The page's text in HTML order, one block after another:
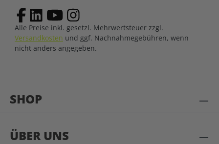
SHOP
ÜBER UNS
Alle Preise inkl. gesetzl. Mehrwertsteuer zzgl.
Versandkosten und ggf. Nachnahmegebühren, wenn
nicht anders angegeben.